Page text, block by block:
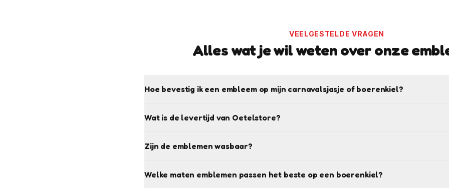
VEELGESTELDE VRAGEN
Alles wat je wil weten over onze
Hoe bevestig ik een embleem op mijn carnavalsjasje of boerenkiel?
Wat is de levertijd van Oetelstore?
Zijn de emblemen wasbaar?
Welke maten emblemen passen het beste op een boerenkiel?